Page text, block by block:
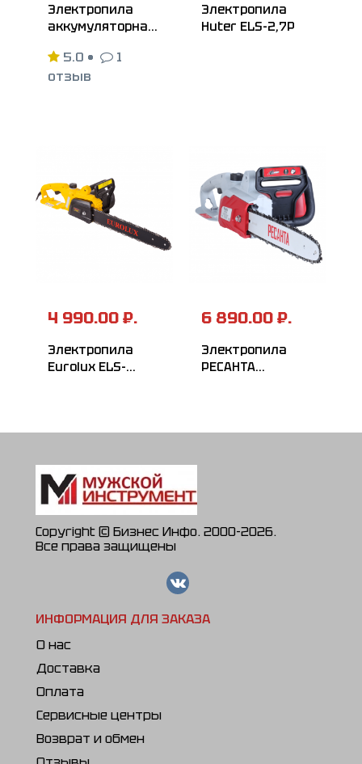
Электропила
аккумуляторная
5.0 •
1
отзыв
Электропила
Huter ELS-2,7P
4 990.00 ₽.
Электропила
Eurolux ELS-
6 890.00 ₽.
Электропила
РЕСАНТА
Copyright © Бизнес Инфо. 2000-2026.
Все права защищены
ИНФОРМАЦИЯ ДЛЯ ЗАКАЗА
О нас
Доставка
Оплата
Сервисные центры
Возврат и обмен